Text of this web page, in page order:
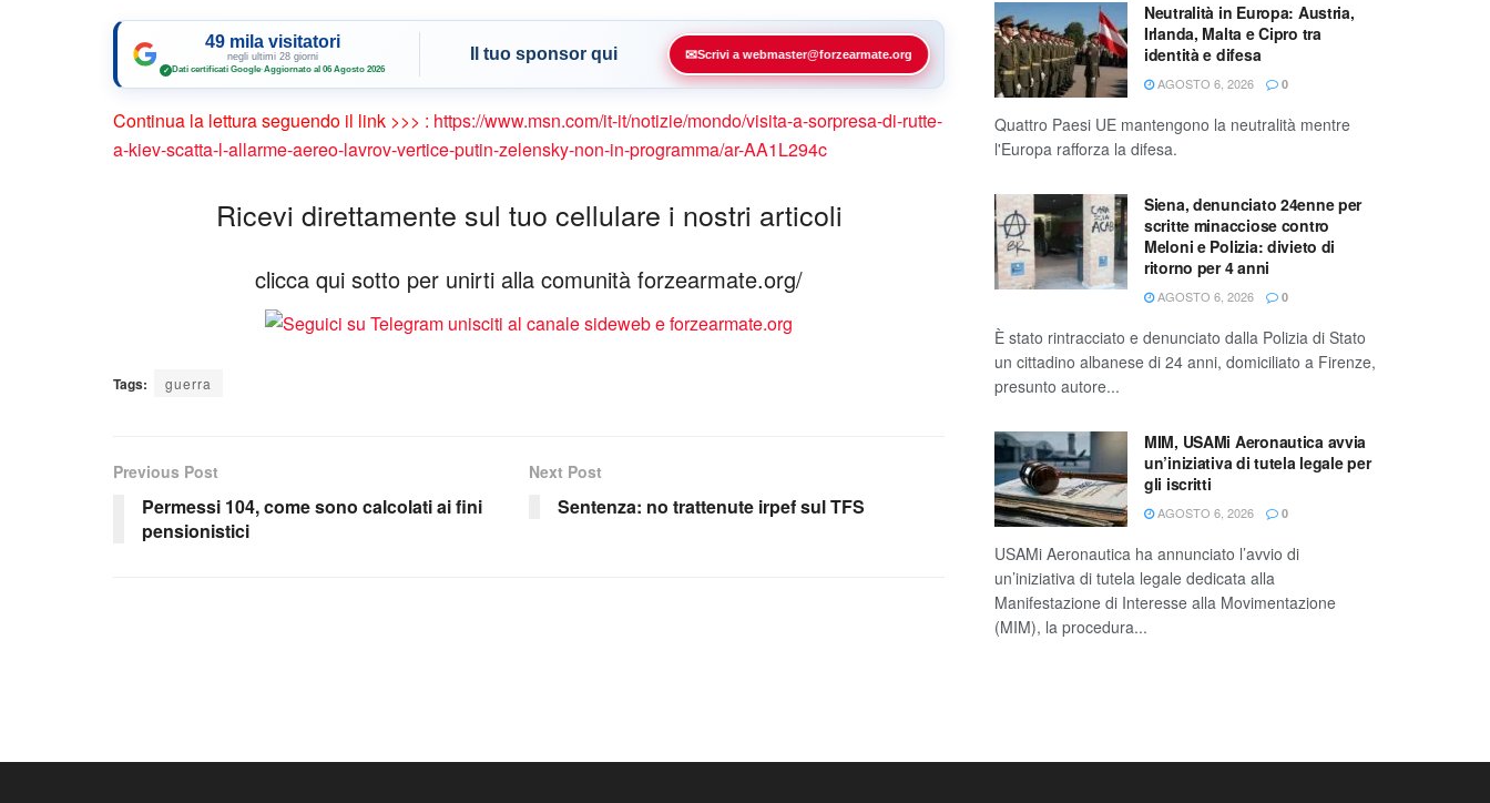
49 mila visitatori
negli ultimi 28 giorni
✓ Dati certificati Google·Aggiornato al 06 Agosto 2026
Il tuo sponsor qui ✉Scrivi a webmaster@forzearmate.org
Continua la lettura seguendo il link >>> : https://www.msn.com/it-it/notizie/mondo/visita-a-sorpresa-di-rutte-
a-kiev-scatta-l-allarme-aereo-lavrov-vertice-putin-zelensky-non-in-programma/ar-AA1L294c
Ricevi direttamente sul tuo cellulare i nostri articoli
clicca qui sotto per unirti alla comunità forzearmate.org/
Tags: guerra
Previous Post
Permessi 104, come sono calcolati ai fini
pensionistici
Next Post
Sentenza: no trattenute irpef sul TFS
Neutralità in Europa: Austria,
Irlanda, Malta e Cipro tra
identità e difesa
AGOSTO 6, 2026 0
Quattro Paesi UE mantengono la neutralità mentre
l'Europa rafforza la difesa.
Siena, denunciato 24enne per
scritte minacciose contro
Meloni e Polizia: divieto di
ritorno per 4 anni
AGOSTO 6, 2026 0
È stato rintracciato e denunciato dalla Polizia di Stato
un cittadino albanese di 24 anni, domiciliato a Firenze,
presunto autore...
MIM, USAMi Aeronautica avvia
un’iniziativa di tutela legale per
gli iscritti
AGOSTO 6, 2026 0
USAMi Aeronautica ha annunciato l’avvio di
un’iniziativa di tutela legale dedicata alla
Manifestazione di Interesse alla Movimentazione
(MIM), la procedura...